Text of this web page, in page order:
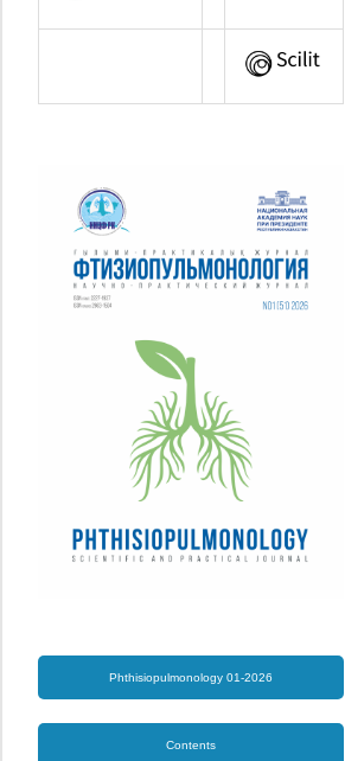
Phthisiopulmonology 01-2026
Contents